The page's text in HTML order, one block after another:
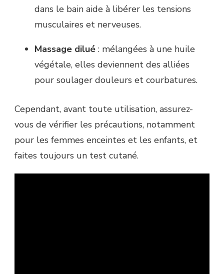
dans le bain aide à libérer les tensions
musculaires et nerveuses.
Massage dilué : mélangées à une huile
végétale, elles deviennent des alliées
pour soulager douleurs et courbatures.
Cependant, avant toute utilisation, assurez-
vous de vérifier les précautions, notamment
pour les femmes enceintes et les enfants, et
faites toujours un test cutané.